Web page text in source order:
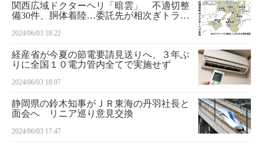
関西広域ドクターヘリ「暗雲」 不適切整
備30件、胴体着陸…委託先が相次ぎトラブ
2024/06/03 18:22
経産省が今夏の節電要請見送りへ、３年ぶ
りに全国１０電力管内全てで実施せず
2024/06/03 18:07
静岡県の鈴木知事がＪＲ東海の丹羽社長と
面会へ リニア巡り意見交換
2024/06/03 17:47